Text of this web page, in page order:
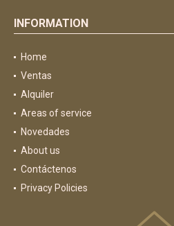
INFORMATION
Home
Ventas
Alquiler
Areas of service
Novedades
About us
Contáctenos
Privacy Policies